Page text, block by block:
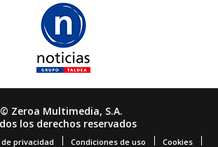
© Zeroa Multimedia, S.A.
los derechos reservados
privacidad Condiciones de uso Cookies